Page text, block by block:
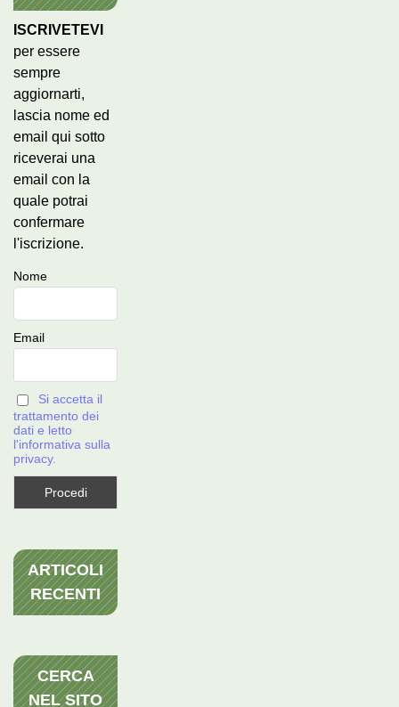
ISCRIVETEVI
per essere
sempre
aggiornarti,
lascia nome ed
email qui sotto
riceverai una
email con la
quale potrai
confermare
l'iscrizione.
Nome
Email
Si accetta il
trattamento dei
dati e letto
l'informativa sulla
privacy.
ARTICOLI
RECENTI
CERCA
NEL SITO